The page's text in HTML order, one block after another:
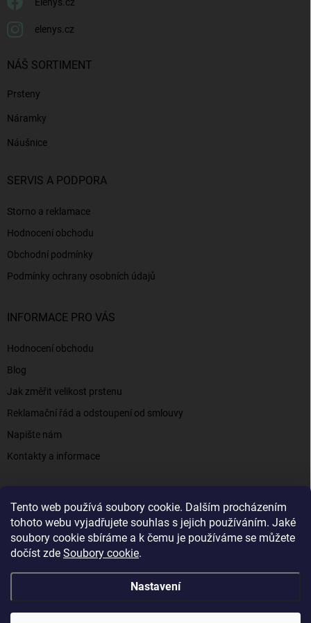
Tento web používá soubory cookie. Dalším procházením
tohoto webu vyjadřujete souhlas s jejich používáním. Jaké
soubory cookie sbíráme a k čemu je používáme se můžete
dočíst zde Soubory cookie.
Nastavení
elenys.cz
NÁŠ SORTIMENT
Prsteny
Náramky
Náušnice
SERVIS A PODPORA
Storno a reklamace
Hodnocení obchodu
Obchodní podmínky
Podmínky ochrany osobních údajů
INFORMACE PRO VÁS
Hodnocení obchodu
Blog
Jak změřit velikost prstenu
Reklamační řád a odstoupení od smlouvy
Napište nám
Kontakty a informace
Elenys.cz - šperky, kterým věříte už od roku 2016
Vytvořil Shoptet